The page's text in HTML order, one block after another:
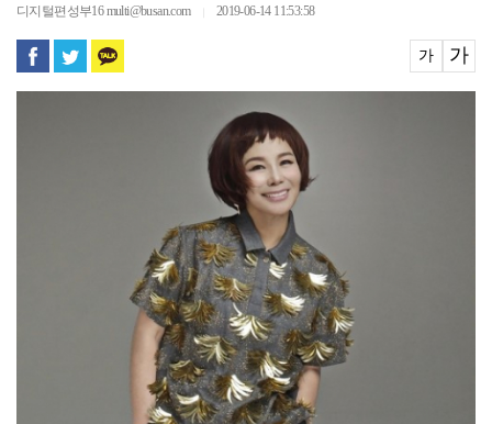
디지털편성부16 multi@busan.com 2019-06-14 11:53:58
가 가